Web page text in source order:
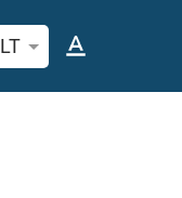
oder Begriff suchen